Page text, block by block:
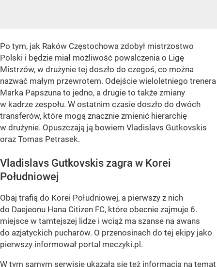
Po tym, jak Raków Częstochowa zdobył mistrzostwo
Polski i będzie miał możliwość powalczenia o Ligę
Mistrzów, w drużynie tej doszło do czegoś, co można
nazwać małym przewrotem. Odejście wieloletniego trenera
Marka Papszuna to jedno, a drugie to także zmiany
w kadrze zespołu. W ostatnim czasie doszło do dwóch
transferów, które mogą znacznie zmienić hierarchię
w drużynie. Opuszczają ją bowiem Vladislavs Gutkovskis
oraz Tomas Petrasek.
Vladislavs Gutkovskis zagra w Korei
Południowej
Obaj trafią do Korei Południowej, a pierwszy z nich
do Daejeonu Hana Citizen FC, które obecnie zajmuje 6.
miejsce w tamtejszej lidze i wciąż ma szanse na awans
do azjatyckich pucharów. O przenosinach do tej ekipy jako
pierwszy informował portal meczyki.pl.
W tym samym serwisie ukazała się też informacja na temat